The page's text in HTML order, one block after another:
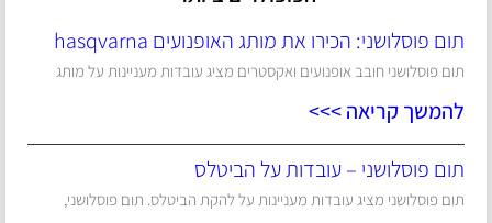
תום פוסלושני: הכירו את מותג האופנועים hasqvarna
תום פוסלושני חובב אופנועים ואקסטרים מציג עובדות מעניינות על מותג
להמשך קריאה >>>
תום פוסלושני – עובדות על הביטלס
תום פוסלושני מציג עובדות מעניינות על להקת הביטלס. תום פוסלושני,